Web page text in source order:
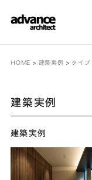
HOME > 建築実例 > タイプ
建築実例
建築実例